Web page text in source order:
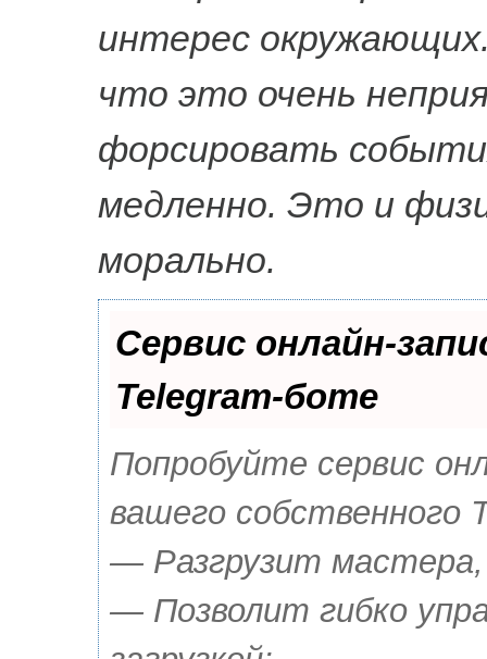
интерес
что это очень
форсировать
медленно. Это и
морально.
Сервис онлайн-
Telegram-боте
Попробуйте сервис
вашего собственного
— Разгрузит
— Позволит гибко